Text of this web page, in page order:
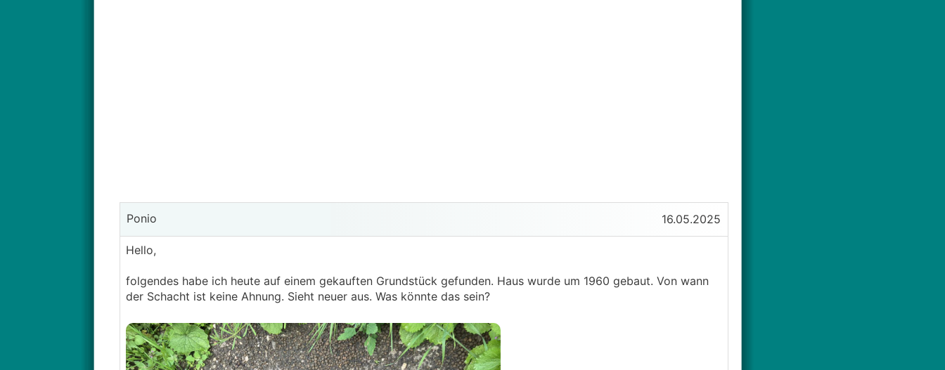
Ponio 16.05.2025
Hello,
folgendes habe ich heute auf einem gekauften Grundstück gefunden. Haus wurde um 1960 gebaut. Von wann
der Schacht ist keine Ahnung. Sieht neuer aus. Was könnte das sein?